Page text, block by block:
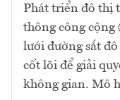
Phát triển đô thị
thông công
lưới đường sắt
cốt lõi để giải
không gian. Mô